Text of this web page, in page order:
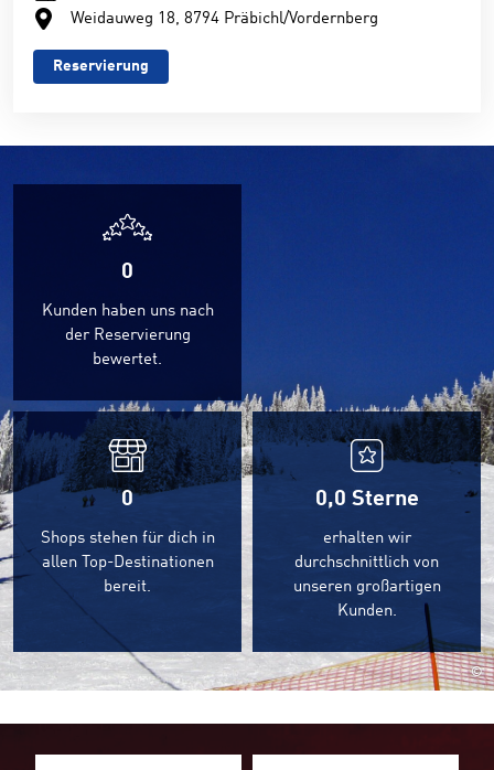
Weidauweg 18, 8794 Präbichl/Vordernberg
Reservierung
0
Kunden haben uns nach
der Reservierung
bewertet.
0
Shops stehen für dich in
allen Top-Destinationen
bereit.
0,0 Sterne
erhalten wir
durchschnittlich von
unseren großartigen
Kunden.
©